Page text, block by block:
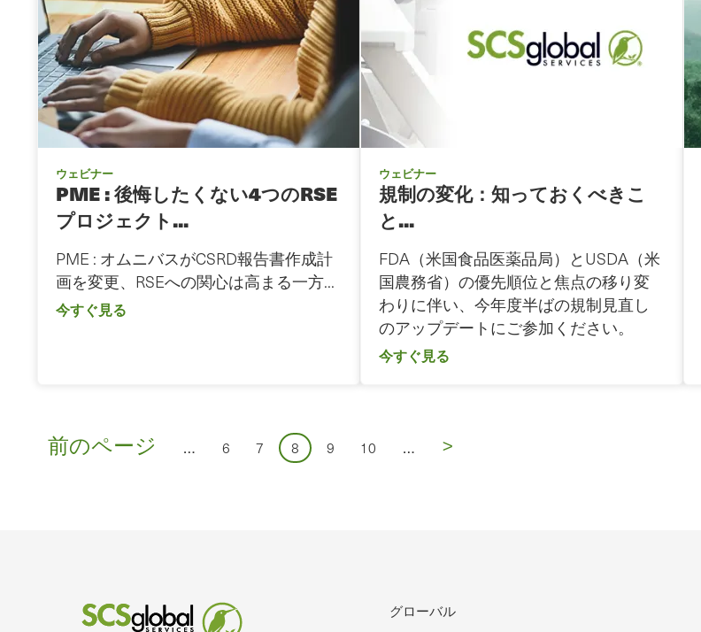
ウェビナー
PME : 後悔したくない4つのRSE
プロジェクト...
PME : オムニバスがCSRD報告書作成計
画を変更、RSEへの関心は高まる一方...
今すぐ見る
ウェビナー
規制の変化：知っておくべきこ
と...
FDA（米国食品医薬品局）とUSDA（米
国農務省）の優先順位と焦点の移り変
わりに伴い、今年度半ばの規制見直し
のアップデートにご参加ください。
今すぐ見る
ペ
ー
前
前のページ …
ペ
6
ペ
7
ペ
8
ペ
9
ペ
10 … 次
>
グローバル